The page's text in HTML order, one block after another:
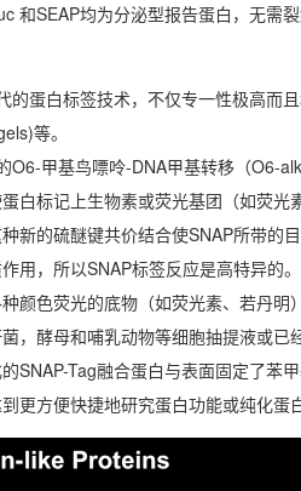
和SEAP均为分泌型报告蛋白，无需
的蛋白标签技术，不仅专一性极高而
等。
O6-甲基鸟嘌呤-DNA甲基转移（O6-
白标记上生物素或荧光基团（如荧
新的硫醚键共价结合使SNAP所带的
用，所以SNAP标签反应是高特异的。
颜色荧光的底物（如荧光素、若丹
，酵母和哺乳动物等细胞抽提液或已
SNAP-Tag融合蛋白与表面固定了苯
更方便快捷地研究蛋白功能或纯化蛋